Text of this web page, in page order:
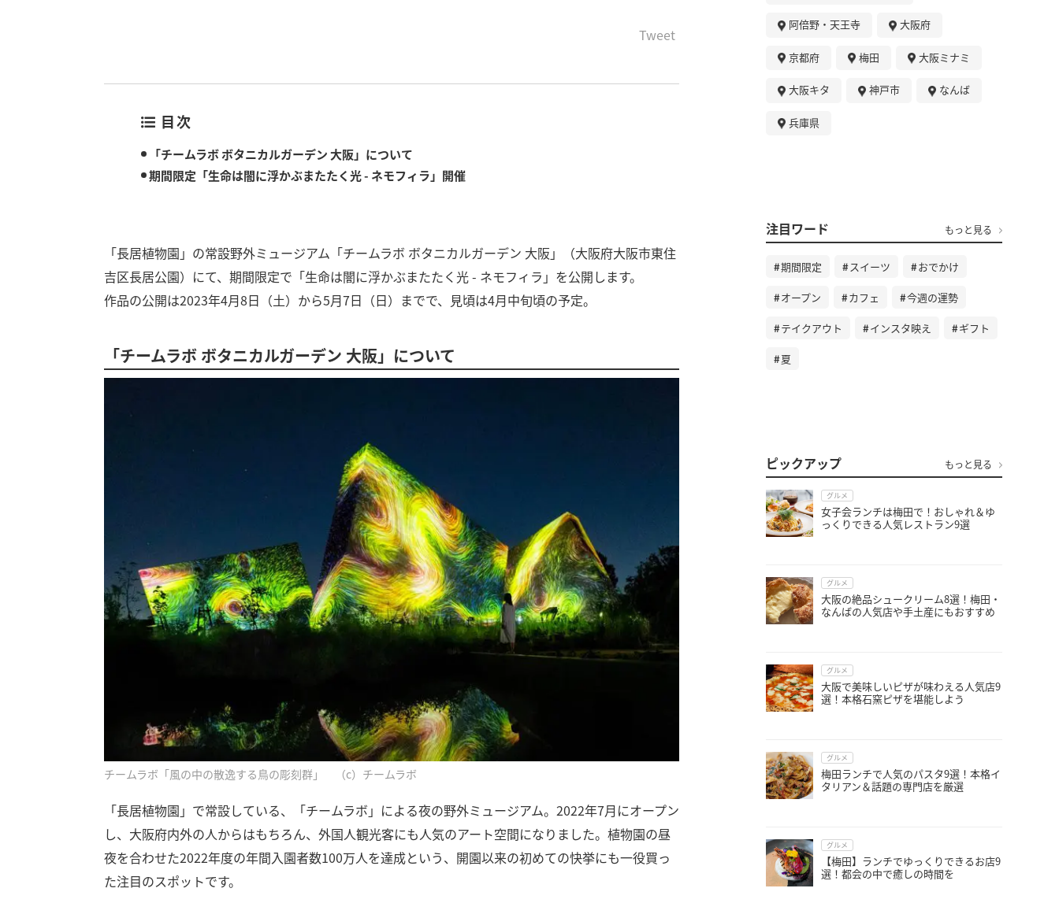
Tweet
目次
「チームラボ ボタニカルガーデン 大阪」について
期間限定「生命は闇に浮かぶまたたく光 - ネモフィラ」開催
「長居植物園」の常設野外ミュージアム「チームラボ ボタニカルガーデン 大阪」（大阪府大阪市東住
吉区長居公園）にて、期間限定で「生命は闇に浮かぶまたたく光 - ネモフィラ」を公開します。
作品の公開は2023年4月8日（土）から5月7日（日）までで、見頃は4月中旬頃の予定。
「チームラボ ボタニカルガーデン 大阪」について
チームラボ「風の中の散逸する鳥の彫刻群」 （c）チームラボ
「長居植物園」で常設している、「チームラボ」による夜の野外ミュージアム。2022年7月にオープン
し、大阪府内外の人からはもちろん、外国人観光客にも人気のアート空間になりました。植物園の昼
夜を合わせた2022年度の年間入園者数100万人を達成という、開園以来の初めての快挙にも一役買っ
た注目のスポットです。
阿倍野・天王寺 大阪府
京都府 梅田 大阪ミナミ
大阪キタ 神戸市 なんば
兵庫県
注目ワード もっと見る
期間限定 スイーツ おでかけ
オープン カフェ 今週の運勢
テイクアウト インスタ映え ギフト
夏
ピックアップ もっと見る
グルメ
女子会ランチは梅田で！おしゃれ＆ゆ
っくりできる人気レストラン9選
グルメ
大阪の絶品シュークリーム8選！梅田・
なんばの人気店や手土産にもおすすめ
グルメ
大阪で美味しいピザが味わえる人気店9
選！本格石窯ピザを堪能しよう
グルメ
梅田ランチで人気のパスタ9選！本格イ
タリアン＆話題の専門店を厳選
グルメ
【梅田】ランチでゆっくりできるお店9
選！都会の中で癒しの時間を